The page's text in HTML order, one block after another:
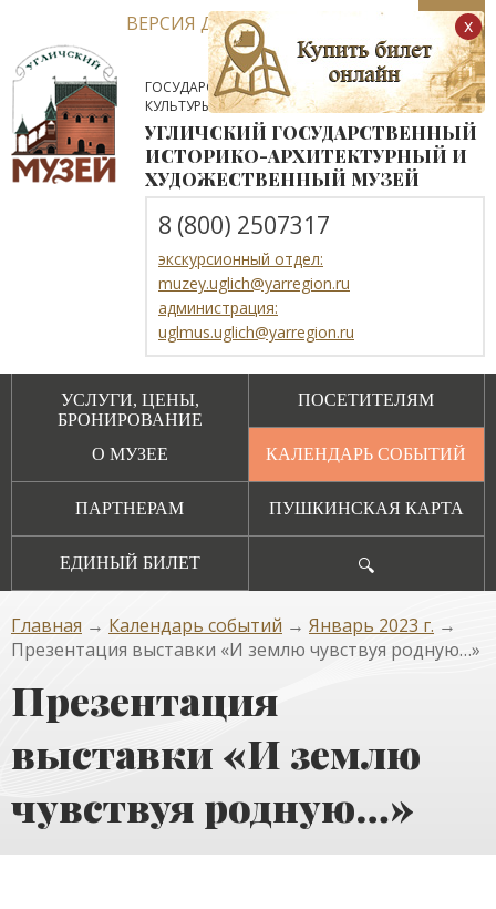
ВЕРСИЯ ДЛЯ СЛАБОВИДЯЩИХ
ГОСУДАРСТВЕННОЕ АВТОНОМНОЕ УЧРЕЖДЕНИЕ
КУЛЬТУРЫ ЯРОСЛАВСКОЙ ОБЛАСТИ
УГЛИЧСКИЙ ГОСУДАРСТВЕННЫЙ
ИСТОРИКО-АРХИТЕКТУРНЫЙ И
ХУДОЖЕСТВЕННЫЙ МУЗЕЙ
8 (800) 2507317
экскурсионный отдел:
muzey.uglich@yarregion.ru
администрация:
uglmus.uglich@yarregion.ru
УСЛУГИ, ЦЕНЫ,
БРОНИРОВАНИЕ
ПОСЕТИТЕЛЯМ
О МУЗЕЕ КАЛЕНДАРЬ СОБЫТИЙ
ПАРТНЕРАМ ПУШКИНСКАЯ КАРТА
ЕДИНЫЙ БИЛЕТ 🔍
Главная → Календарь событий → Январь 2023 г. →
Презентация выставки «И землю чувствуя родную…»
Презентация
выставки «И землю
чувствуя родную…»
x